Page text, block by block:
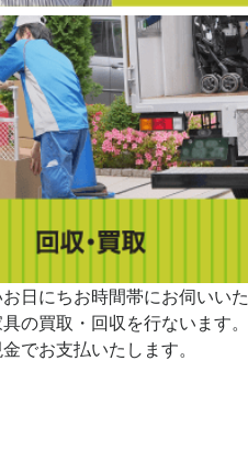
日にちお時間帯にお伺いいた
の買取・回収を行ないます。
でお支払いたします。